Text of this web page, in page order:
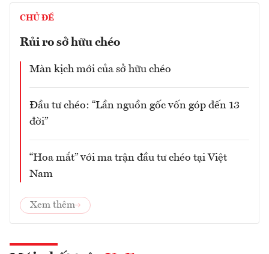
CHỦ ĐỀ
Rủi ro sở hữu chéo
Màn kịch mới của sở hữu chéo
Đầu tư chéo: “Lần nguồn gốc vốn góp đến 13
đời”
“Hoa mắt” với ma trận đầu tư chéo tại Việt
Nam
Xem thêm